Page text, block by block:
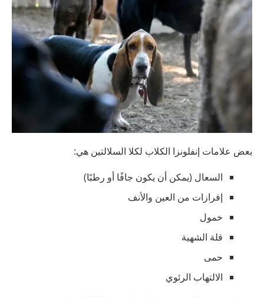
بعض علامات إنفلونزا الكلاب لكلا السلالتين هي:
السعال (يمكن أن يكون جافًا أو رطبًا)
إفرازات من العين والأنف
خمول
قلة الشهية
حمى
الالتهاب الرئوي